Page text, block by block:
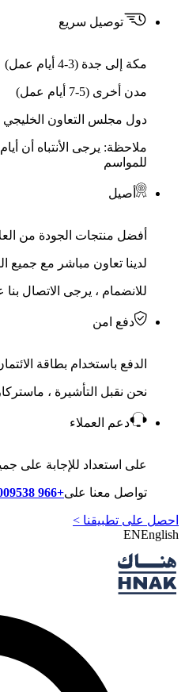
توصيل سريع
مكة إلى جدة (3-4 أيام عمل)
مدن أخرى (5-7 أيام عمل)
دول مجلس التعاون الخليجي (8-10 أيام
ملاحظة: يرجى الأنتباه أن
للمواسم
أصيل
أفضل منتجات الجودة من
لدينا تعاون مباشر مع جميع
للانضمام ، يرجى الاتصال بنا
دفع امن
الدفع باستخدام بطاقة
نحن نقبل التأشيرة ،
دعم العملاء
على استعداد للإجابة على
تواصل معنا على+966 920009538
احصل على تطبيقنا >
ENEnglish